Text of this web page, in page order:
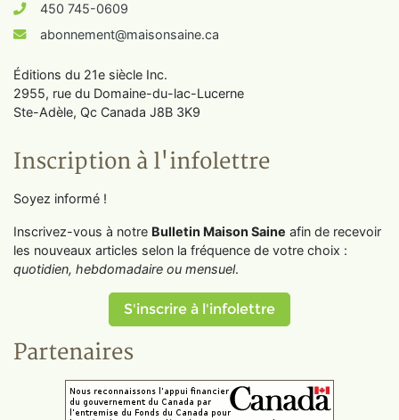
450 745-0609
abonnement@maisonsaine.ca
Éditions du 21e siècle Inc.
2955, rue du Domaine-du-lac-Lucerne
Ste-Adèle, Qc Canada J8B 3K9
Inscription à l'infolettre
Soyez informé !
Inscrivez-vous à notre Bulletin Maison Saine afin de recevoir
les nouveaux articles selon la fréquence de votre choix :
quotidien, hebdomadaire ou mensuel.
S'inscrire à l'infolettre
Partenaires